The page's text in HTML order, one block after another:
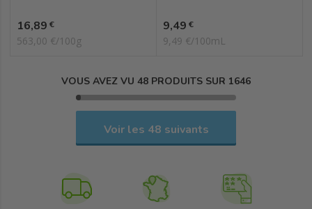
Prix
16,89 €
563,00 €/100g
Prix
9,49 €
9,49 €/100mL
VOUS AVEZ VU 48 PRODUITS SUR 1646
Voir les 48 suivants